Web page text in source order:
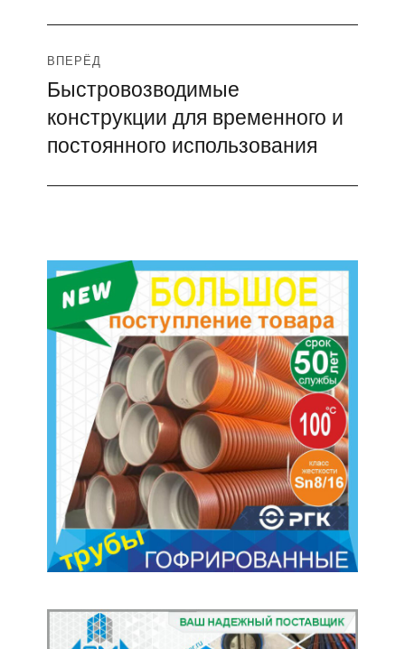
ВПЕРЁД
Следующая
запись:
Быстровозводимые
конструкции для временного и
постоянного использования